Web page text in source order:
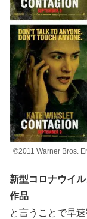
©2011 Warner Bros.
新型コロナウイ
作品
と言うことで早速